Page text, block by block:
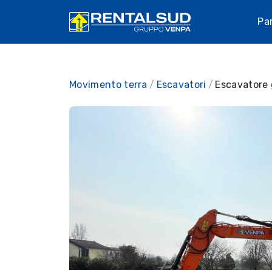
Movimento terra Escavatori Escavatore